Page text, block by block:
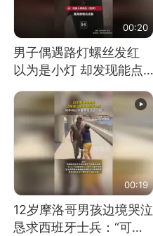
00:20
男子偶遇路灯螺丝发红
以为是小灯 却发现能点
燃香烟 当事人：已报警
处理
00:19
12岁摩洛哥男孩边境哭泣
恳求西班牙士兵：“可不